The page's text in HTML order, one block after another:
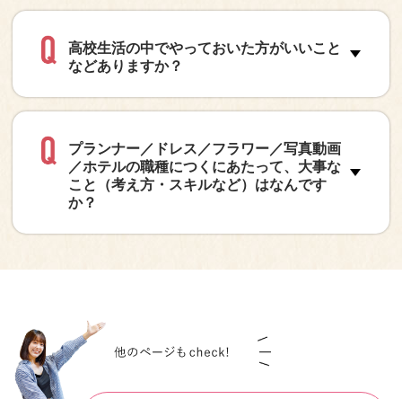
高校生活の中でやっておいた方がいいこと
などありますか？
プランナー／ドレス／フラワー／写真動画
／ホテルの職種につくにあたって、大事な
こと（考え方・スキルなど）はなんです
か？